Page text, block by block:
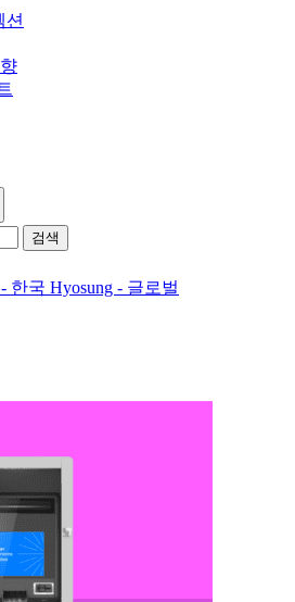
션
Hyosung
검
검색
한국 Hyosung - 글로벌